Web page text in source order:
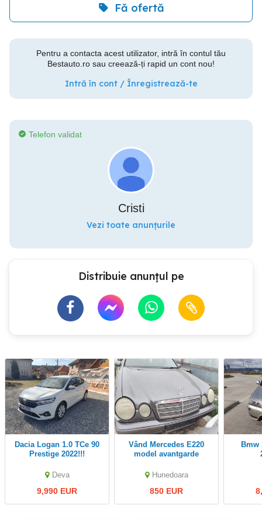
Fă ofertă
Pentru a contacta acest utilizator, intră în contul tău
Bestauto.ro sau creează-ți rapid un cont nou!
Intră în cont / Înregistrează-te
Telefon validat
Cristi
Vezi toate anunțurile
Distribuie anunțul pe
Dacia Logan 1.0 TCe 90
Prestige 2022!!!
Deva
9,990 EUR
Vând Mercedes E220
model avantgarde
Hunedoara
850 EUR
Bmw X3 4x4 Xdrive